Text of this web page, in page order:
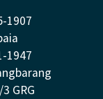
-1907
-1947
GRG